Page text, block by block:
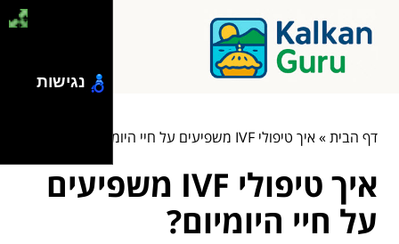
דף הבית»איך טיפולי IVF משפיעים על חיי היומיום?
איך טיפולי IVF משפיעים
על חיי היומיום?
נגישות